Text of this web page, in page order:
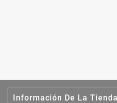
Información De La Tienda